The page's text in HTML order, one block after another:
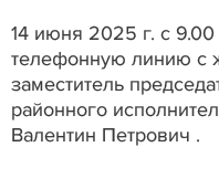
14 июня 2025 г. с
телефонную линию с
заместитель
районного
Валентин Петрович .